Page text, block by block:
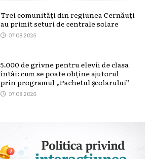
Trei comunități din regiunea Cernăuți
au primit seturi de centrale solare
07.08.2026
5.000 de grivne pentru elevii de clasa
întâi: cum se poate obține ajutorul
prin programul „Pachetul școlarului”
07.08.2026